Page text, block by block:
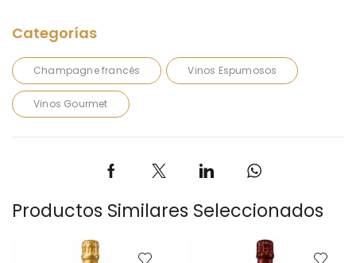
Champagne francés Vinos Espumosos
Vinos Gourmet
Productos Similares Seleccionados